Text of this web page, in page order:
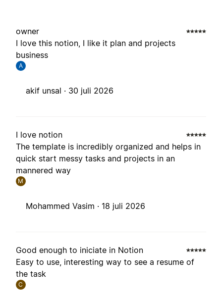
owner
I love this notion, I like it plan and projects
business
A
akif unsal · 30 juli 2026
I love notion
The template is incredibly organized and helps in
quick start messy tasks and projects in an
mannered way
M
Mohammed Vasim · 18 juli 2026
Good enough to iniciate in Notion
Easy to use, interesting way to see a resume of
the task
C